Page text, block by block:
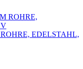
EDELSTAHL,